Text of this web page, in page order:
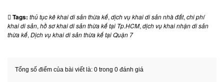
Tags: thủ tục kê khai di sản thừa kế, dịch vụ khai di sản nhà đất, chi phí
khai di sản, hồ sơ khai di sản thừa kế tại Tp.HCM, dịch vụ khai nhận di sản
thừa kế, Dịch vụ khai di sản thừa kế tại Quận 7
Tổng số điểm của bài viết là: 0 trong 0 đánh giá